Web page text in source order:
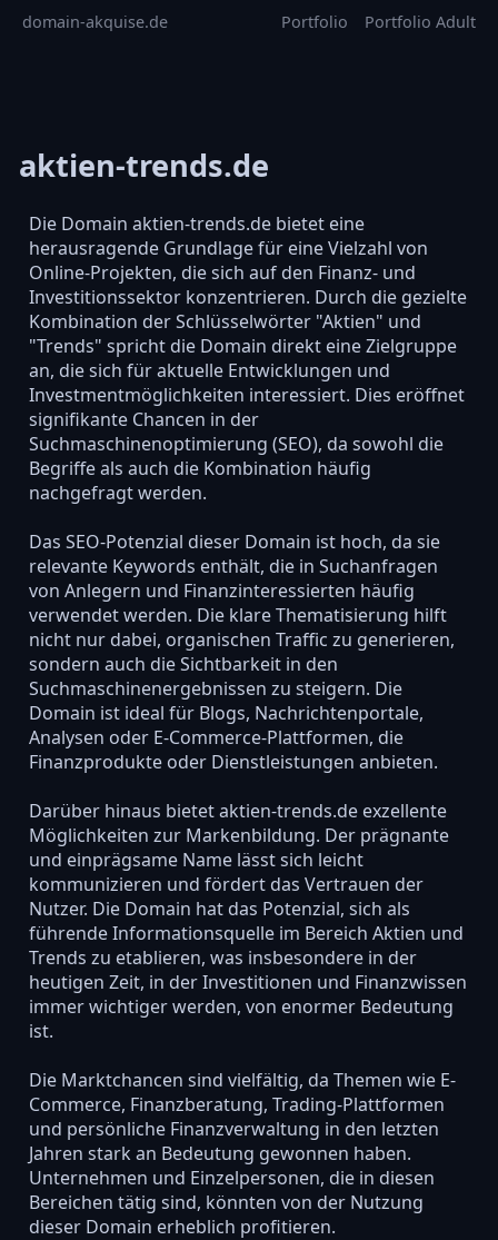
domain-akquise.de Portfolio Portfolio Adult
aktien-trends.de
Die Domain aktien-trends.de bietet eine
herausragende Grundlage für eine Vielzahl von
Online-Projekten, die sich auf den Finanz- und
Investitionssektor konzentrieren. Durch die gezielte
Kombination der Schlüsselwörter "Aktien" und
"Trends" spricht die Domain direkt eine Zielgruppe
an, die sich für aktuelle Entwicklungen und
Investmentmöglichkeiten interessiert. Dies eröffnet
signifikante Chancen in der
Suchmaschinenoptimierung (SEO), da sowohl die
Begriffe als auch die Kombination häufig
nachgefragt werden.
Das SEO-Potenzial dieser Domain ist hoch, da sie
relevante Keywords enthält, die in Suchanfragen
von Anlegern und Finanzinteressierten häufig
verwendet werden. Die klare Thematisierung hilft
nicht nur dabei, organischen Traffic zu generieren,
sondern auch die Sichtbarkeit in den
Suchmaschinenergebnissen zu steigern. Die
Domain ist ideal für Blogs, Nachrichtenportale,
Analysen oder E-Commerce-Plattformen, die
Finanzprodukte oder Dienstleistungen anbieten.
Darüber hinaus bietet aktien-trends.de exzellente
Möglichkeiten zur Markenbildung. Der prägnante
und einprägsame Name lässt sich leicht
kommunizieren und fördert das Vertrauen der
Nutzer. Die Domain hat das Potenzial, sich als
führende Informationsquelle im Bereich Aktien und
Trends zu etablieren, was insbesondere in der
heutigen Zeit, in der Investitionen und Finanzwissen
immer wichtiger werden, von enormer Bedeutung
ist.
Die Marktchancen sind vielfältig, da Themen wie E-
Commerce, Finanzberatung, Trading-Plattformen
und persönliche Finanzverwaltung in den letzten
Jahren stark an Bedeutung gewonnen haben.
Unternehmen und Einzelpersonen, die in diesen
Bereichen tätig sind, könnten von der Nutzung
dieser Domain erheblich profitieren.